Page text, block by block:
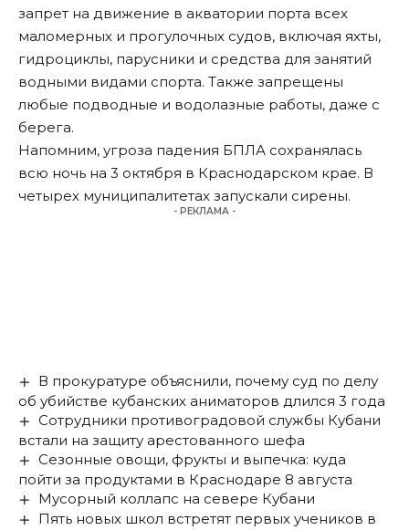
запрет на движение в акватории порта всех
маломерных и прогулочных судов, включая яхты,
гидроциклы, парусники и средства для занятий
водными видами спорта. Также запрещены
любые подводные и водолазные работы, даже с
берега.
Напомним, угроза падения БПЛА сохранялась
всю ночь на 3 октября в Краснодарском крае. В
четырех муниципалитетах запускали сирены.
- РЕКЛАМА -
В прокуратуре объяснили, почему суд по делу
об убийстве кубанских аниматоров длился 3 года
Сотрудники противоградовой службы Кубани
встали на защиту арестованного шефа
Сезонные овощи, фрукты и выпечка: куда
пойти за продуктами в Краснодаре 8 августа
Мусорный коллапс на севере Кубани
Пять новых школ встретят первых учеников в